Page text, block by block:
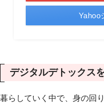
Yahoo
デジタルデトックス
暮らしていく中で、身の回